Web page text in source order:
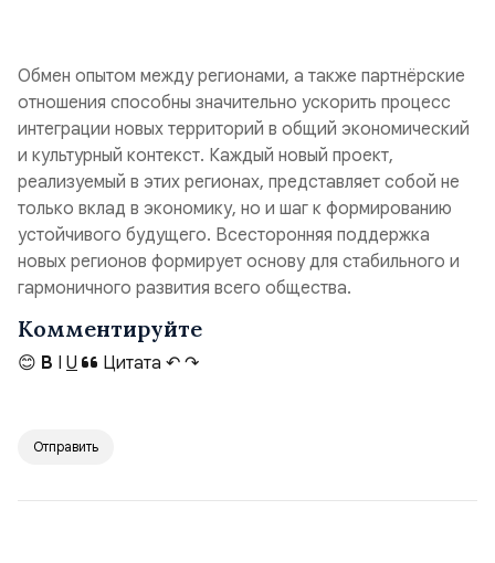
Обмен опытом между регионами, а также партнёрские
отношения способны значительно ускорить процесс
интеграции новых территорий в общий экономический
и культурный контекст. Каждый новый проект,
реализуемый в этих регионах, представляет собой не
только вклад в экономику, но и шаг к формированию
устойчивого будущего. Всесторонняя поддержка
новых регионов формирует основу для стабильного и
гармоничного развития всего общества.
Комментируйте
😊 B I U Цитата ↶ ↷
Отправить